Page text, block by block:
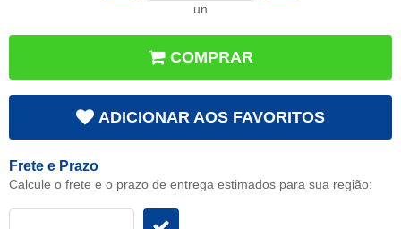
un
COMPRAR
ADICIONAR AOS FAVORITOS
Frete e Prazo
Calcule o frete e o prazo de entrega estimados para sua região: